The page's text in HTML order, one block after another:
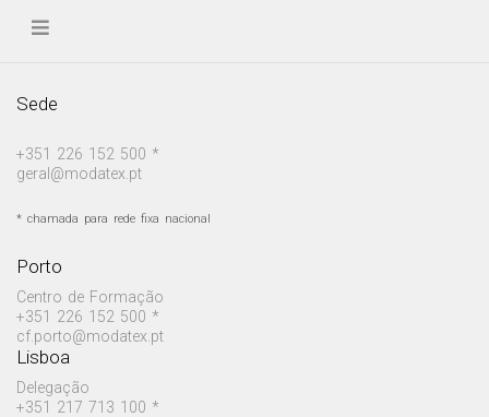
Sede
+351 226 152 500 *
geral@modatex.pt
* chamada para rede fixa nacional
Porto
Centro de Formação
+351 226 152 500 *
cf.porto@modatex.pt
Lisboa
Delegação
+351 217 713 100 *